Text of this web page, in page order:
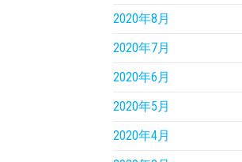
2020年8月
2020年7月
2020年6月
2020年5月
2020年4月